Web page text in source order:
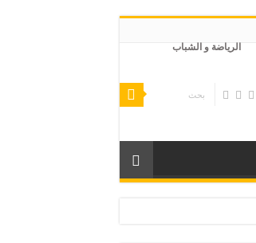
الرياضة و الشباب